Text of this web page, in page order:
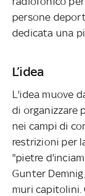
persone
dedicata una
L’idea
L'idea muove
di organizzare
nei campi di
restrizioni per
"pietre
Gunter
muri capitolini.